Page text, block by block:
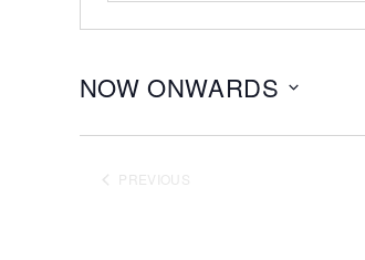
NOW ONWARDS
PREVIOUS